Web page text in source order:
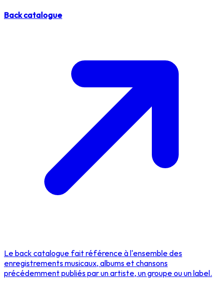
Back catalogue
Le back catalogue fait référence à l'ensemble des
enregistrements musicaux, albums et chansons
précédemment publiés par un artiste, un groupe ou un label.